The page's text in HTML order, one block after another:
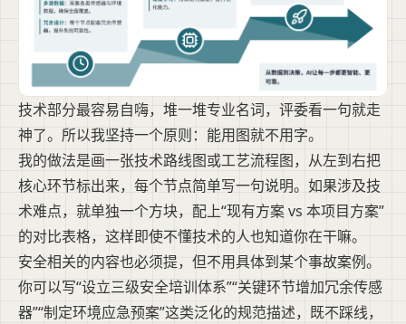
技术部分最容易自嗨，堆一堆专业名词，评委看一句就走
神了。所以我坚持一个原则：能用图就不用字。
我的做法是画一张技术路线图或工艺流程图，从左到右把
核心环节标出来，每个节点简单写一句说明。如果涉及技
术难点，就单独一个方块，配上“现有方案 vs 本项目方案”
的对比表格，这样即使不懂技术的人也知道你在干嘛。
安全相关的内容也必须提，但不用具体到某个事故案例。
你可以写“设立三级安全培训体系”“关键环节增加冗余传感
器”“制定环境应急预案”这类泛化的规范描述，既不踩线，